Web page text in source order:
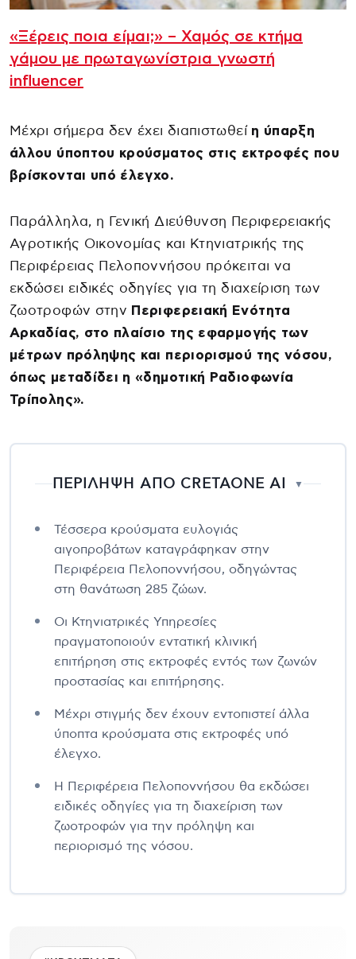
«Ξέρεις ποια είμαι;» – Χαμός σε κτήμα
γάμου με πρωταγωνίστρια γνωστή
influencer
Μέχρι σήμερα δεν έχει διαπιστωθεί η ύπαρξη
άλλου ύποπτου κρούσματος στις εκτροφές που
βρίσκονται υπό έλεγχο.
Παράλληλα, η Γενική Διεύθυνση Περιφερειακής
Αγροτικής Οικονομίας και Κτηνιατρικής της
Περιφέρειας Πελοποννήσου πρόκειται να
εκδώσει ειδικές οδηγίες για τη διαχείριση των
ζωοτροφών στην Περιφερειακή Ενότητα
Αρκαδίας, στο πλαίσιο της εφαρμογής των
μέτρων πρόληψης και περιορισμού της νόσου,
όπως μεταδίδει η «δημοτική Ραδιοφωνία
Τρίπολης».
ΠΕΡΙΛΗΨΗ ΑΠΟ CRETAONE AI ▼
Τέσσερα κρούσματα ευλογιάς
αιγοπροβάτων καταγράφηκαν στην
Περιφέρεια Πελοποννήσου, οδηγώντας
στη θανάτωση 285 ζώων.
Οι Κτηνιατρικές Υπηρεσίες
πραγματοποιούν εντατική κλινική
επιτήρηση στις εκτροφές εντός των ζωνών
προστασίας και επιτήρησης.
Μέχρι στιγμής δεν έχουν εντοπιστεί άλλα
ύποπτα κρούσματα στις εκτροφές υπό
έλεγχο.
Η Περιφέρεια Πελοποννήσου θα εκδώσει
ειδικές οδηγίες για τη διαχείριση των
ζωοτροφών για την πρόληψη και
περιορισμό της νόσου.